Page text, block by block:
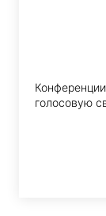
голосовую
точки мира
нужно
короткий